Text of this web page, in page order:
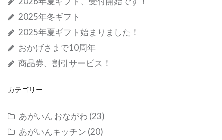
2025年冬ギフト
2025年夏ギフト始まりました！
おかげさまで10周年
商品券、割引サービス！
カテゴリー
あがいん おながわ (23)
あがいんキッチン (20)